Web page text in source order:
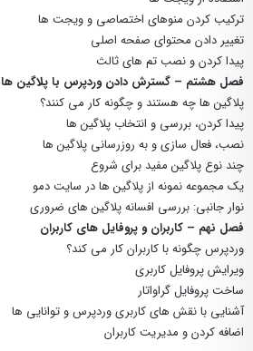
ترکیب کردن منوهای اختصاصی و ویجت ها
تغییر دادن محتوای صفحه اصلی
پیدا کردن و نصب تم های ثالث
فصل هشتم – گسترش دادن وردپرس با پلاگین ها
پلاگین ها چه هستند و چگونه کار می کنند؟
پیدا کردن، بررسی و انتخاب پلاگین ها
نصب، فعال سازی و به روزرسانی پلاگین ها
چند نوع پلاگین مفید برای شروع
یک مجموعه نمونه از پلاگین ها در سایت دمو
نوار جانبی: بررسی افسانه پلاگین های ضروری
فصل نهم – کاربران و پروفایل های کاربران
وردپرس چگونه با کاربران کار می کند؟
ویرایش پروفایل کاربری
ساخت پروفایل گراواتار
آشنایی با نقش های کاربری وردپرس و توانایی ها
اضافه کردن و مدیریت کاربران